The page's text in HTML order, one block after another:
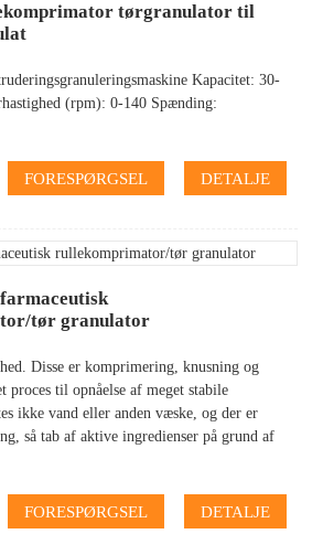
tørgranulator til
Kapacitet: 30-
(rpm): 0-140 Spænding:
FORESPØRGSEL DETALJE
tør granulator
Disse er komprimering, knusning og
proces til opnåelse af meget stabile
ikke vand eller anden væske, og der er
så tab af aktive ingredienser på grund af
FORESPØRGSEL DETALJE